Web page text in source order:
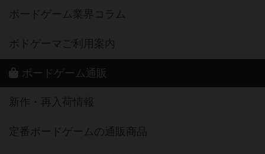
ボードゲーム業界コラム
ボドゲーマご利用案内
ボードゲーム通販
新作・再入荷情報
定番ボードゲームの通販商品